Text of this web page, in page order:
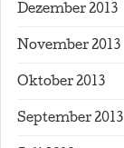
Dezember 2013
November 2013
Oktober 2013
September 2013